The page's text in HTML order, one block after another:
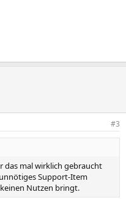
#3
das mal wirklich gebraucht
Support-Item
Nutzen bringt.